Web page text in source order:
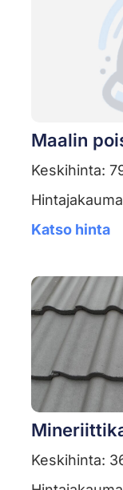
Maalin
Keskihinta:
Katso hinta
Keskihinta: